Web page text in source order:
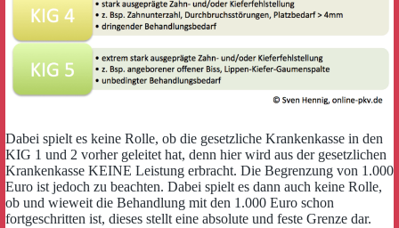
Dabei spielt es keine Rolle, ob die gesetzliche Krankenkasse in den
KIG 1 und 2 vorher geleitet hat, denn hier wird aus der gesetzlichen
Krankenkasse KEINE Leistung erbracht. Die Begrenzung von 1.000
Euro ist jedoch zu beachten. Dabei spielt es dann auch keine Rolle,
ob und wieweit die Behandlung mit den 1.000 Euro schon
fortgeschritten ist, dieses stellt eine absolute und feste Grenze dar.